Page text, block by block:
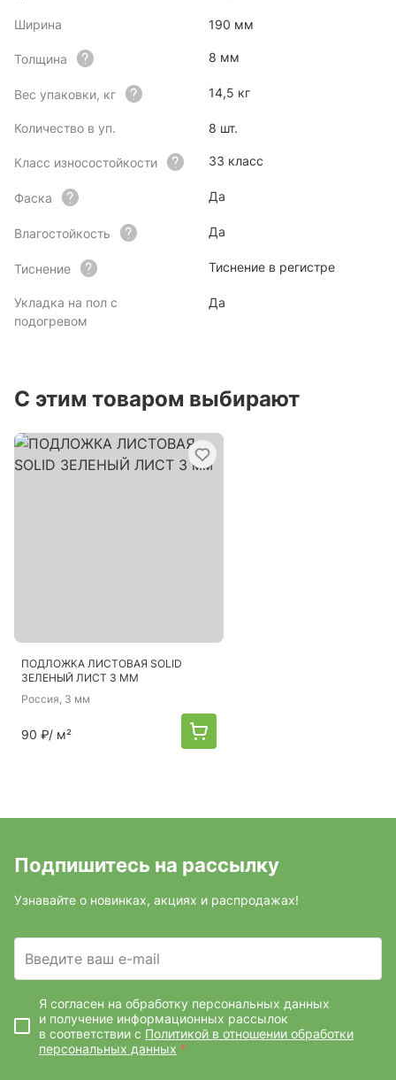
Ширина 190 мм
Толщина 8 мм
Вес упаковки, кг 14,5 кг
Количество в уп. 8 шт.
Класс износостойкости 33 класс
Фаска Да
Влагостойкость Да
Тиснение Тиснение в регистре
Укладка на пол с
подогревом
Да
С этим товаром выбирают
ПОДЛОЖКА ЛИСТОВАЯ SOLID
ЗЕЛЕНЫЙ ЛИСТ 3 ММ
Россия, 3 мм
90 ₽/ м²
Подпишитесь на рассылку
Узнавайте о новинках, акциях и распродажах!
Введите ваш e-mail
Я согласен на обработку персональных данных
и получение информационных рассылок
в соответствии с Политикой в отношении обработки
персональных данных *